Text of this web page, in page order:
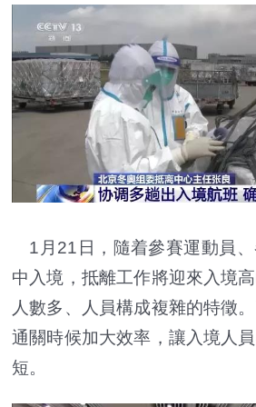
1月21日，隨着參賽運動員
中入境，抵離工作將迎來入境
人數多、人員構成複雜的特徵
通關時候加大效率，讓入境人
短。